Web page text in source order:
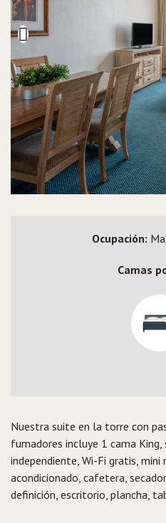
Ocupación:
Camas
Nuestra suite en la torre con
fumadores incluye 1 cama
independiente, Wi-Fi gratis, mini
acondicionado, cafetera,
definición, escritorio, plancha,